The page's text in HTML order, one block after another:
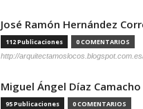
José Ramón Hernández
112 Publicaciones 0 COMENTARIOS
http://
Miguel Ángel Díaz Camacho
95 Publicaciones 0 COMENTARIOS